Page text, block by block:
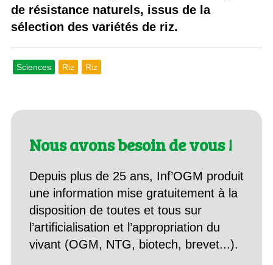
de résistance naturels, issus de la
sélection des variétés de riz.
Sciences Riz Riz
Nous avons besoin de vous !
Depuis plus de 25 ans, Inf’OGM produit
une information mise gratuitement à la
disposition de toutes et tous sur
l’artificialisation et l’appropriation du
vivant (OGM, NTG, biotech, brevet...).